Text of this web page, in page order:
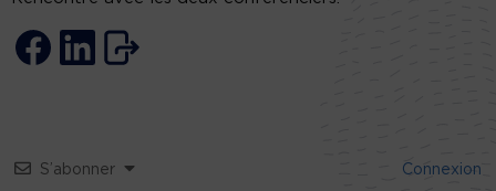
S’abonner Connexion